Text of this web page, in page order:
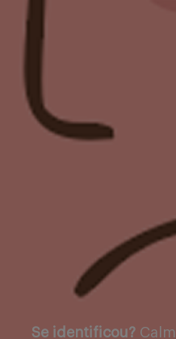
Se identificou?